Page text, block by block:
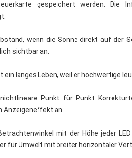
gespeichert werden. Die
wenn die Sonne direkt auf der
sichtbar an.
ein langes Leben, weil er hochwertige
Punkt für Punkt
Anzeigeneffekt an.
mit der Höhe jeder
für Umwelt mit breiter horizontaler